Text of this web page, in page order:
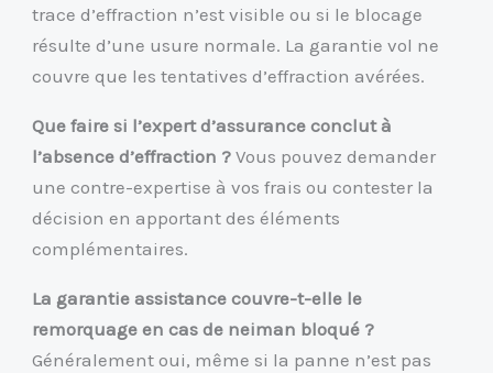
trace d’effraction n’est visible ou si le blocage
résulte d’une usure normale. La garantie vol ne
couvre que les tentatives d’effraction avérées.
Que faire si l’expert d’assurance conclut à
l’absence d’effraction ? Vous pouvez demander
une contre-expertise à vos frais ou contester la
décision en apportant des éléments
complémentaires.
La garantie assistance couvre-t-elle le
remorquage en cas de neiman bloqué ?
Généralement oui, même si la panne n’est pas